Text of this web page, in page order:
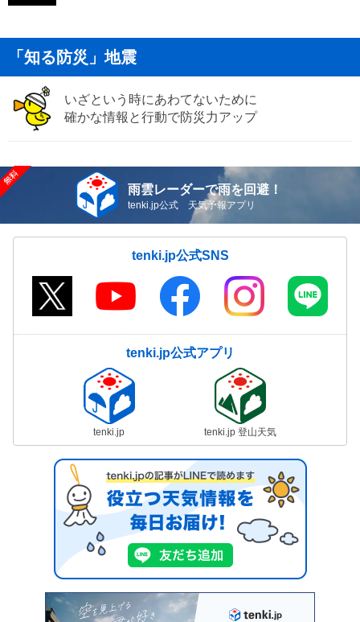
「知る防災」地震
いざという時にあわてないために
確かな情報と行動で防災力アップ
雨雲レーダーで雨を回避！
tenki.jp公式 天気予報アプリ
tenki.jp公式SNS
tenki.jp公式アプリ
tenki.jp tenki.jp 登山天気